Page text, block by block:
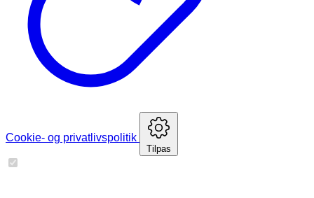
Cookie- og privatlivspolitik
Tilpas